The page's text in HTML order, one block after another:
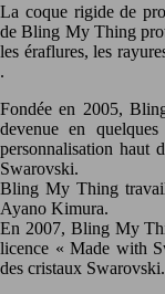
La coque rigide de
de Bling My Thing
les éraflures, les
.
Fondée en 2005,
devenue en
personnalisation haut
Swarovski.
Bling My Thing
Ayano Kimura.
En 2007, Bling My
licence « Made with
des cristaux Swarovski.